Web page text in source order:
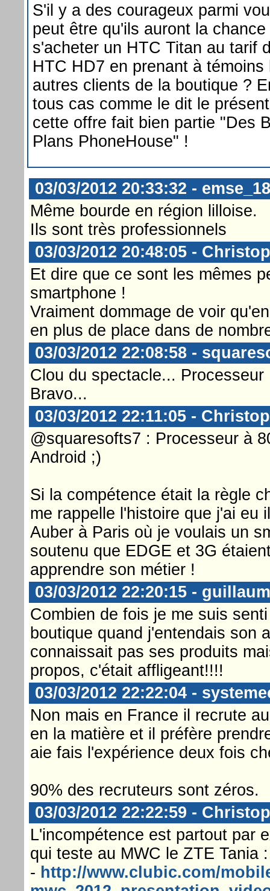
S'il y a des courageux parmi
peut être qu'ils auront la chance
s'acheter un HTC Titan au tarif
HTC HD7 en prenant à témoins
autres clients de la boutique ?
tous cas comme le dit le
cette offre fait bien partie "Des
Plans PhoneHouse" !
03/03/2012 20:33:32 -
Même bourde en région lilloise.
Ils sont très professionnels
03/03/2012 20:48:05 -
Et dire que ce sont les mêmes
smartphone !
Vraiment dommage de voir
en plus de place dans de
03/03/2012 22:08:58 -
Clou du spectacle... Processeur
Bravo...
03/03/2012 22:11:05 -
@squaresofts7 : Processeur à
Android ;)
Si la compétence était la règle
me rappelle l'histoire que j'ai eu
Auber à Paris où je voulais un
soutenu que EDGE et 3G
apprendre son métier !
03/03/2012 22:20:15 -
Combien de fois je me suis
boutique quand j'entendais son
connaissait pas ses produits
propos, c'était affligeant!!!!
03/03/2012 22:22:04 -
Non mais en France il recrute
en la matière et il préfère
aie fais l'expérience deux fois
90% des recruteurs sont zéros.
03/03/2012 22:22:59 -
L'incompétence est partout par
qui teste au MWC le ZTE Tania :
- http://www.clubic.com/